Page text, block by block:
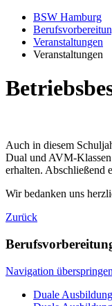
BSW Hamburg
Veranstaltungen
Veranstaltungen
Auch in diesem
Dual und AVM-
erhalten. Abschließend
Wir bedanken uns
Zurück
Navigation überspringen
Duale